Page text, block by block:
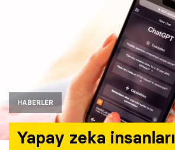
HABERLER
Yapay zeka insanları